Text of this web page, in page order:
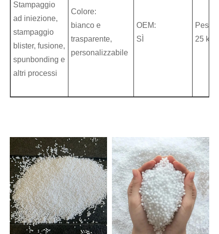
Stampaggio
ad iniezione,
stampaggio
blister, fusione,
spunbonding e
altri processi
Colore:
bianco e
trasparente,
personalizzabile
OEM:
SÌ
Peso:
25 kg/